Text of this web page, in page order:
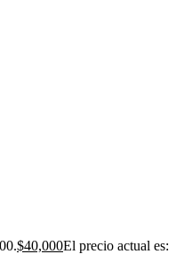
$40,000El precio actual es: